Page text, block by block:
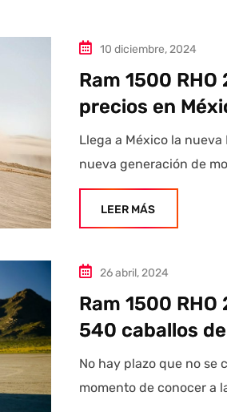
10 diciembre, 2024
Ram 1500
precios en
Llega a México la nueva
nueva generación de
LEER MÁS
26 abril, 2024
Ram 1500
540 caballos
No hay plazo que no se
momento de conocer a